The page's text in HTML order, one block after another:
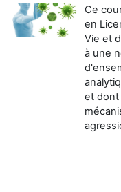
Ce
en
Vie et
à une
et dont